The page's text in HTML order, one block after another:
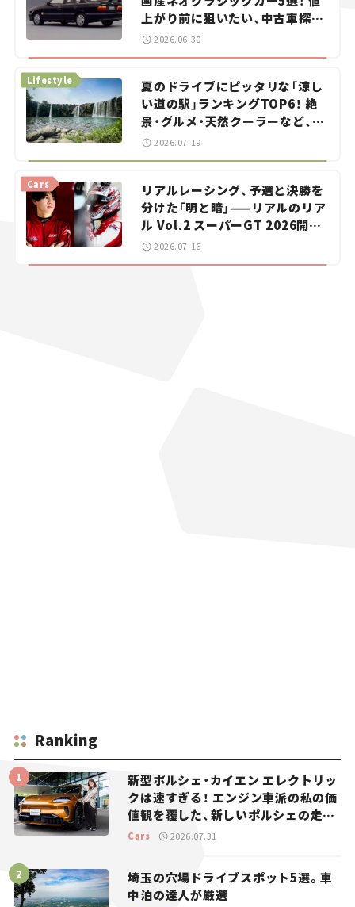
上がり前に狙いたい、中古車探し
をお手伝い――ちょっとイケてるマ
2026.06.30
夏のドライブにピッタリな「涼し
い道の駅」ランキングTOP6！ 絶
景・グルメ・天然クーラーなど、避
暑におすすめのスポットを紹介
【道の駅マニアの推し駅ガイド】
Lifestyle
2026.07.19
リアルレーシング、予選と決勝を
分けた「明と暗」——リアルのリア
ル Vol.2 スーパーGT 2026開幕
戦 岡山国際サーキット
Cars
2026.07.16
Ranking
新型ポルシェ・カイエン エレクトリッ
クは速すぎる！ エンジン車派の私の価
値観を覆した、新しいポルシェの走
り。
Cars 2026.07.31
埼玉の穴場ドライブスポット5選。車
中泊の達人が厳選